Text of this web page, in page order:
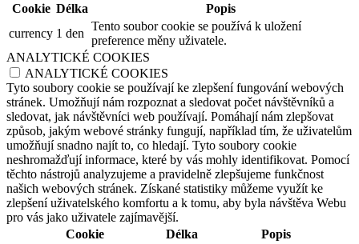
Cookie Délka
Popis
currency 1 den
Tento soubor cookie se používá k uložení
preference měny uživatele.
ANALYTICKÉ COOKIES
ANALYTICKÉ COOKIES
Tyto soubory cookie se používají ke zlepšení fungování webových
stránek. Umožňují nám rozpoznat a sledovat počet návštěvníků a
sledovat, jak návštěvníci web používají. Pomáhají nám zlepšovat
způsob, jakým webové stránky fungují, například tím, že uživatelům
umožňují snadno najít to, co hledají. Tyto soubory cookie
neshromažďují informace, které by vás mohly identifikovat. Pomocí
těchto nástrojů analyzujeme a pravidelně zlepšujeme funkčnost
našich webových stránek. Získané statistiky můžeme využít ke
zlepšení uživatelského komfortu a k tomu, aby byla návštěva Webu
pro vás jako uživatele zajímavější.
Cookie
Délka Popis